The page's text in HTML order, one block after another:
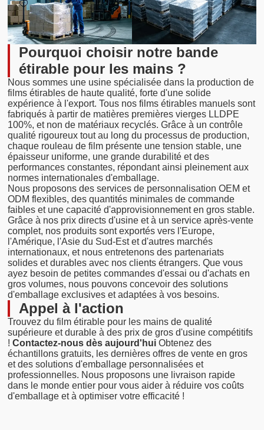
Pourquoi choisir notre bande
étirable pour les mains ?
Nous sommes une usine spécialisée dans la production de
films étirables de haute qualité, forte d'une solide
expérience à l'export. Tous nos films étirables manuels sont
fabriqués à partir de matières premières vierges LLDPE
100%, et non de matériaux recyclés. Grâce à un contrôle
qualité rigoureux tout au long du processus de production,
chaque rouleau de film présente une tension stable, une
épaisseur uniforme, une grande durabilité et des
performances constantes, répondant ainsi pleinement aux
normes internationales d'emballage.
Nous proposons des services de personnalisation OEM et
ODM flexibles, des quantités minimales de commande
faibles et une capacité d'approvisionnement en gros stable.
Grâce à nos prix directs d'usine et à un service après-vente
complet, nos produits sont exportés vers l'Europe,
l'Amérique, l'Asie du Sud-Est et d'autres marchés
internationaux, et nous entretenons des partenariats
solides et durables avec nos clients étrangers. Que vous
ayez besoin de petites commandes d'essai ou d'achats en
gros volumes, nous pouvons concevoir des solutions
d'emballage exclusives et adaptées à vos besoins.
Appel à l'action
Trouvez du film étirable pour les mains de qualité
supérieure et durable à des prix de gros d'usine compétitifs
!Contactez-nous dès aujourd'hui Obtenez des
échantillons gratuits, les dernières offres de vente en gros
et des solutions d'emballage personnalisées et
professionnelles. Nous proposons une livraison rapide
dans le monde entier pour vous aider à réduire vos coûts
d'emballage et à optimiser votre efficacité !